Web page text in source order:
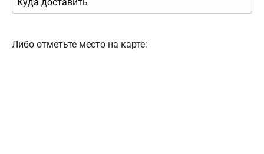
Либо отметьте место на карте: